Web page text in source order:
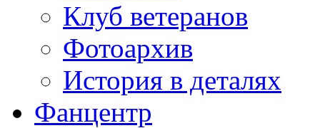
Клуб ветеранов
Фотоархив
История в деталях
Фанцентр